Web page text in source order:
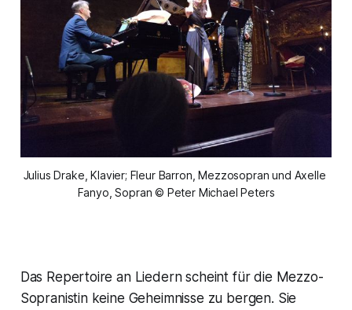
Julius Drake, Klavier; Fleur Barron, Mezzosopran und Axelle
Fanyo, Sopran © Peter Michael Peters
Das Repertoire an Liedern scheint für die Mezzo-
Sopranistin keine Geheimnisse zu bergen. Sie